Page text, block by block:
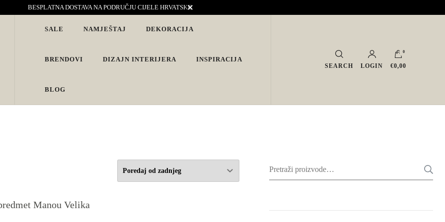
BESPLATNA DOSTAVA NA PODRUČJU CIJELE HRVATSKE
Interijeri s karakterom
SALE NAMJEŠTAJ DEKORACIJA
BRENDOVI DIZAJN INTERIJERA INSPIRACIJA
BLOG
SEARCH LOGIN
0
€0,00
Pretraži: